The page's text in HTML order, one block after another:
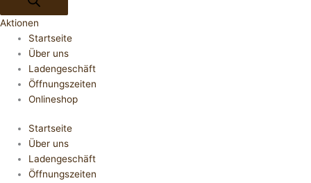
Aktionen
Startseite
Über uns
Ladengeschäft
Öffnungszeiten
Onlineshop
Startseite
Über uns
Ladengeschäft
Öffnungszeiten